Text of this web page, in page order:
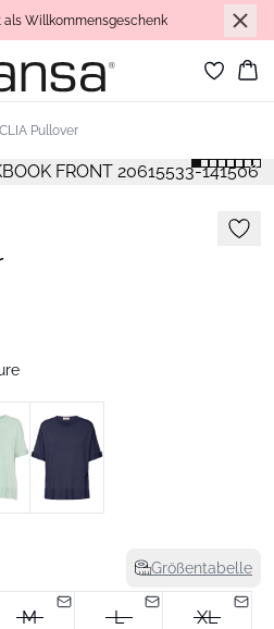
als Willkommensgeschenk
Pullover
Größentabelle
M L XL